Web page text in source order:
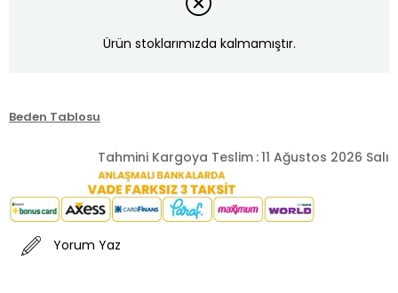
Ürün stoklarımızda kalmamıştır.
Beden Tablosu
Tahmini Kargoya Teslim :11 Ağustos 2026 Salı
Yorum Yaz